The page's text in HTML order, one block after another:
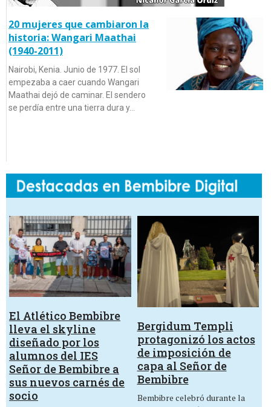
20 mujeres que cambiaron la
historia: Wangari Maathai
(1940-2011)
Nairobi, Kenia. Junio de 1977. El sol
empezaba a caer cuando Wangari
Maathai dejó de caminar. El sendero
se perdía entre una tierra dura y…
El Atlético Bembibre
lleva el skyline
diseñado por los
alumnos del IES
Señor de Bembibre a
sus nuevos carnés de
socio
Bergidum Templi
protagonizó los actos
de imposición de
capa al Señor de
Bembibre
Bembibre celebró durante la